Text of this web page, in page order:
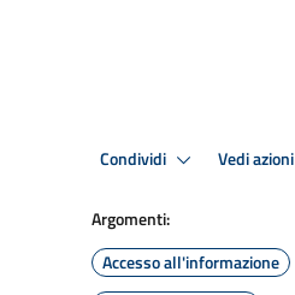
Condividi Vedi azioni
Argomenti:
Accesso all'informazione